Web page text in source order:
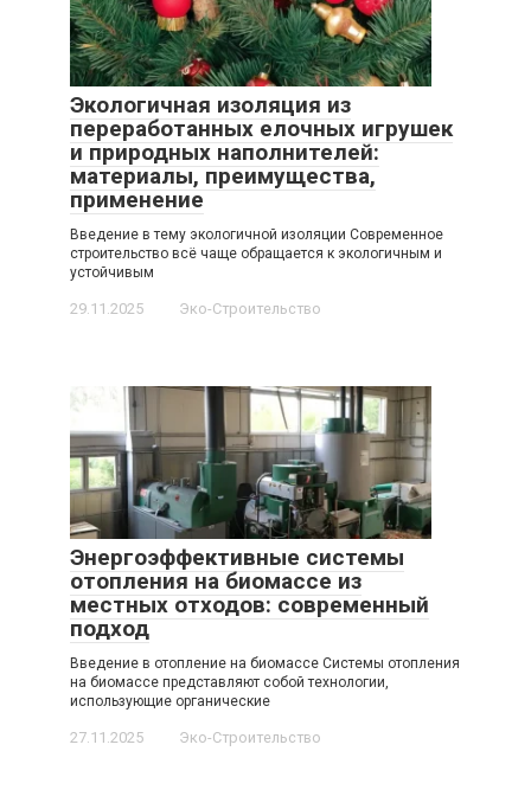
Экологичная изоляция из
переработанных елочных игрушек
и природных наполнителей:
материалы, преимущества,
применение
Введение в тему экологичной изоляции Современное
строительство всё чаще обращается к экологичным и
устойчивым
29.11.2025 Эко-Строительство
Энергоэффективные системы
отопления на биомассе из
местных отходов: современный
подход
Введение в отопление на биомассе Системы отопления
на биомассе представляют собой технологии,
использующие органические
27.11.2025 Эко-Строительство